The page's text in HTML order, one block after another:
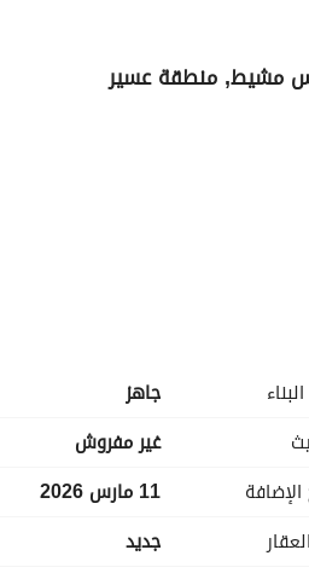
مشيط, منطقة عسير
سطح مستقل و
جاهز
غير مفروش
الإضافة
11 مارس 2026
جديد